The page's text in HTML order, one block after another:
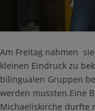
Am Freitag nahmen
kleinen Eindruck zu
bilingualen Gruppen
werden mussten.Eine
Michaeliskirche durfte